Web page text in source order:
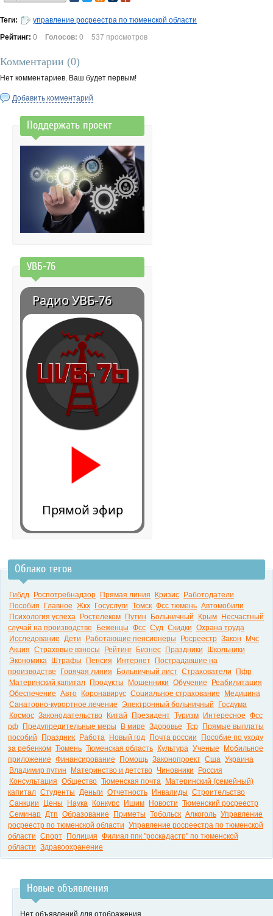
Теги:
управление росреестра по тюменской области
Рейтинг: 0 Голосов: 0 537 просмотров
Комментарии (0)
Нет комментариев. Ваш будет первым!
Добавить комментарий
Поддержать проект
УВБ-76
Радио УВБ-76
Прямой эфир
Облако тегов
Гибдд Роспотребнадзор Прямая линия Кризис
Работодатели
Пособия
Главное Жкх Госуслуги Томск Фсс тюмень Автомобили
Психология успеха
Ростелеком Путин Больничный Крым
Несчастный
случай на производстве
Беженцы Фсс Суд Скидки Охрана труда
Исследование Дети Работающие пенсионеры Росреестр Закон
Мчс
Акция Страховые взносы Рейтинг Бизнес Праздники
Школьники
Экономика
Штрафы Пенсия Интернет
Пострадавшие на
производстве
Горячая линия Больничный лист Страхователи
Пфр
Материнский капитал
Продукты Мошенники Обучение
Реабилитация
Обеспечение Авто Коронавирус Социальное страхование
Медицина
Санаторно-курортное лечение Электронный больничный
Госдума
Космос Законодательство Китай Президент Туризм Интересное Фсс
рф
Предупредительные меры В мире Здоровье Тср
Прямые выплаты
пособий
Праздник Работа Новый год Почта россии
Пособие по уходу
за ребенком Тюмень Тюменская область Культура Ученые
Мобильное
приложение Финансирование Помощь Законопроект Сша Украина
Владимир путин
Материнство и детство Чиновники
Россия
Консультация Общество Тюменская почта
Материнский (семейный)
капитал Студенты Деньги Отчетность Инвалиды Строительство
Санкции
Цены Наука Конкурс Ишим Новости Тюменский росреестр
Семинар Дтп Образование Приметы Тобольск Алкоголь Управление
росреестр по тюменской области Управление росреестра по тюменской
области Спорт Полиция Филиал ппк "роскадастр" по тюменской
области Здравоохранение
Новые объявления
Нет объявлений для отображения.